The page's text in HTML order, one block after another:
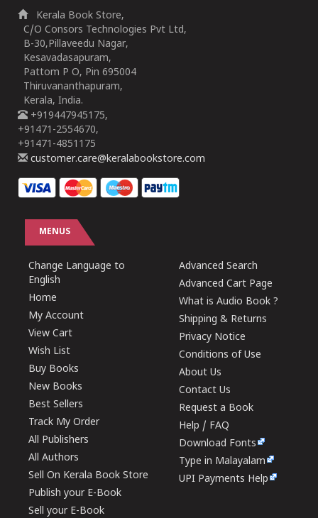
Kerala Book Store,
C/O Consors Technologies Pvt Ltd,
B-30,Pillaveedu Nagar,
Kesavadasapuram,
Pattom P O, Pin 695004
Thiruvananthapuram,
Kerala, India.
+919447945175,
+91471-2554670,
+91471-4851175
customer.care@keralabookstore.com
MENUS
Change Language to
English
Home
My Account
View Cart
Wish List
Buy Books
New Books
Best Sellers
Track My Order
All Publishers
All Authors
Sell On Kerala Book Store
Publish your E-Book
Sell your E-Book
Advanced Search
Advanced Cart Page
What is Audio Book ?
Shipping & Returns
Privacy Notice
Conditions of Use
About Us
Contact Us
Request a Book
Help / FAQ
Download Fonts
Type in Malayalam
UPI Payments Help